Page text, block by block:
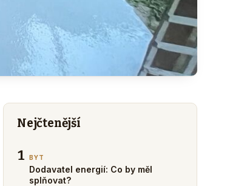
Nejčtenější
1 BYT
Dodavatel energií: Co by měl
splňovat?